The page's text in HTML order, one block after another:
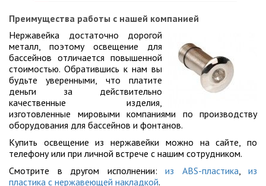
Преимущества работы с нашей компанией
Нержавейка достаточно дорогой
металл, поэтому освещение для
бассейнов отличается повышенной
стоимостью. Обратившись к нам вы
будьте уверенными, что платите
деньги за действительно
качественные изделия,
изготовленные мировыми компаниями по производству
оборудования для бассейнов и фонтанов.
Купить освещение из нержавейки можно на сайте, по
телефону или при личной встрече с нашим сотрудником.
Смотрите в другом исполнении: из ABS-пластика
из
пластика с нержавеющей накладкой.